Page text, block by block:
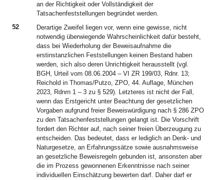
an der Richtigkeit oder Vollständigkeit der
Tatsachenfeststellungen begründet werden.
52
Derartige Zweifel liegen vor, wenn eine gewisse, nicht
notwendig überwiegende Wahrscheinlichkeit dafür besteht,
dass bei Wiederholung der Beweisaufnahme die
erstinstanzlichen Feststellungen keinen Bestand haben
werden, sich also deren Unrichtigkeit herausstellt (vgl.
BGH, Urteil vom 08.06.2004 – VI ZR 199/03, Rdnr. 13;
Reichold in Thomas/Putzo, ZPO, 44. Auflage, München
2023, Rdnrn 1 – 3 zu § 529). Letzteres ist nicht der Fall,
wenn das Erstgericht unter Beachtung der gesetzlichen
Vorgaben aufgrund freier Beweiswürdigung nach § 286 ZPO
zu den Tatsachenfeststellungen gelangt ist. Die Vorschrift
fordert den Richter auf, nach seiner freien Überzeugung zu
entscheiden. Das bedeutet, dass er lediglich an Denk- und
Naturgesetze, an Erfahrungssätze sowie ausnahmsweise
an gesetzliche Beweisregeln gebunden ist, ansonsten aber
die im Prozess gewonnenen Erkenntnisse nach seiner
individuellen Einschätzung bewerten darf. Daher darf er